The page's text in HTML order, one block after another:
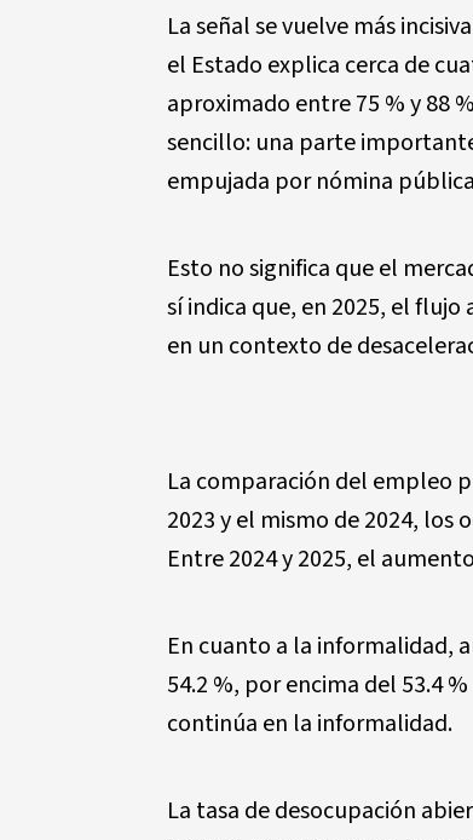
La señal se vuelve más
el Estado explica cerca de
aproximado entre 75 % y 88
sencillo: una parte
empujada por nómina
Esto no significa que el
sí indica que, en 2025, el
en un contexto de
La comparación del empleo
2023 y el mismo de 2024, los
Entre 2024 y 2025, el
En cuanto a la informalidad,
54.2 %, por encima del 53.4
continúa en la informalidad.
La tasa de desocupación